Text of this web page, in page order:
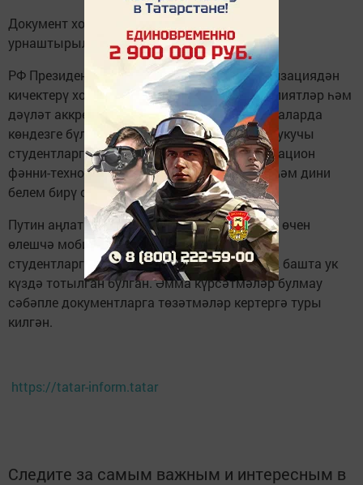
Документ хокукый мәгълүмат порталында
урнаштырылган.
РФ Президенты аңлатканча, өлешчә мобилизациядән
кичектерү хокукы югары уку йортлары, көллиятләр һәм
дәүләт аккредитациясе булган фәнни оешмаларда
көндезге бүлектә һәм көндез-читтән торып укучы
студентларга биреләчәк. Ул шулай ук инновацион
фәнни-технологик үзәк мәйданчыкларына һәм дини
белем бирү оешмаларына да кагылачак.
Путин аңлатып үткәнчә, әлеге категорияләр өчен
өлешчә мобилизациядән кичектерү, башка
студентларга мондый хокук бирелгән кебек, башта ук
күздә тотылган булган. Әмма күрсәтмәләр булмау
сәбәпле документларга төзәтмәләр кертергә туры
килгән.
https://tatar-inform.tatar
Следите за самым важным и интересным в